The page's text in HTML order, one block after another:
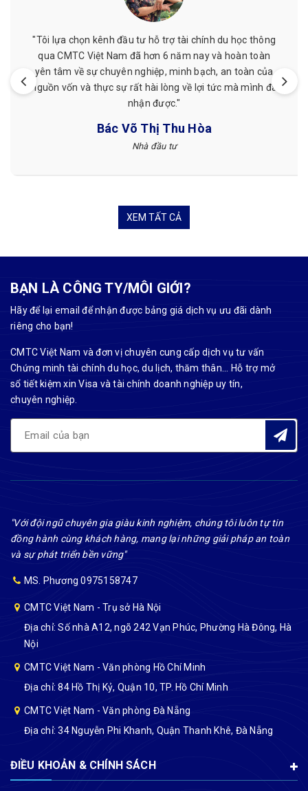
"Tôi lựa chọn kênh đầu tư hỗ trợ tài chính du học thông
qua CMTC Việt Nam đã hơn 6 năm nay và hoàn toàn
yên tâm về sự chuyên nghiệp, minh bạch, an toàn của
nguồn vốn và thực sự rất hài lòng về lợi tức mà mình đã
nhận được."
Bác Võ Thị Thu Hòa
Nhà đầu tư
XEM TẤT CẢ
BẠN LÀ CÔNG TY/MÔI GIỚI?
Hãy để lại email để nhận được bảng giá dịch vụ ưu đãi dành
riêng cho bạn!
CMTC Việt Nam và đơn vị chuyên cung cấp dịch vụ tư vấn
Chứng minh tài chính du học, du lịch, thăm thân... Hỗ trợ mở
sổ tiết kiệm xin Visa và tài chính doanh nghiệp uy tín,
chuyên nghiệp.
"Với đội ngũ chuyên gia giàu kinh nghiệm, chúng tôi luôn tự tin
đồng hành cùng khách hàng, mang lại những giải pháp an toàn
và sự phát triển bền vững"
MS. Phương 0975158747
CMTC Việt Nam - Trụ sở Hà Nội
Địa chỉ: Số nhà A12, ngõ 242 Vạn Phúc, Phường Hà Đông, Hà
Nội
CMTC Việt Nam - Văn phòng Hồ Chí Minh
Địa chỉ: 84 Hồ Thị Kỷ, Quận 10, TP. Hồ Chí Minh
CMTC Việt Nam - Văn phòng Đà Nẵng
Địa chỉ: 34 Nguyễn Phi Khanh, Quận Thanh Khê, Đà Nẵng
ĐIỀU KHOẢN & CHÍNH SÁCH